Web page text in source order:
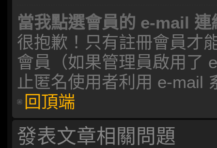
當我點選會員的 e-mail
很抱歉！只有註冊會員才
會員（如果管理員啟用了
止匿名使用者利用 e-mail
回頂端
發表文章相關問題